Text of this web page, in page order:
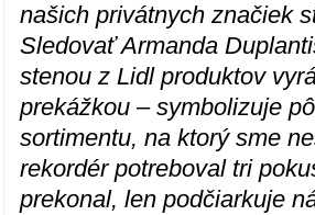
našich privátnych značiek
Sledovať Armanda
stenou z Lidl produktov
prekážkou – symbolizuje
sortimentu, na ktorý sme
rekordér potreboval tri
prekonal, len podčiarkuje